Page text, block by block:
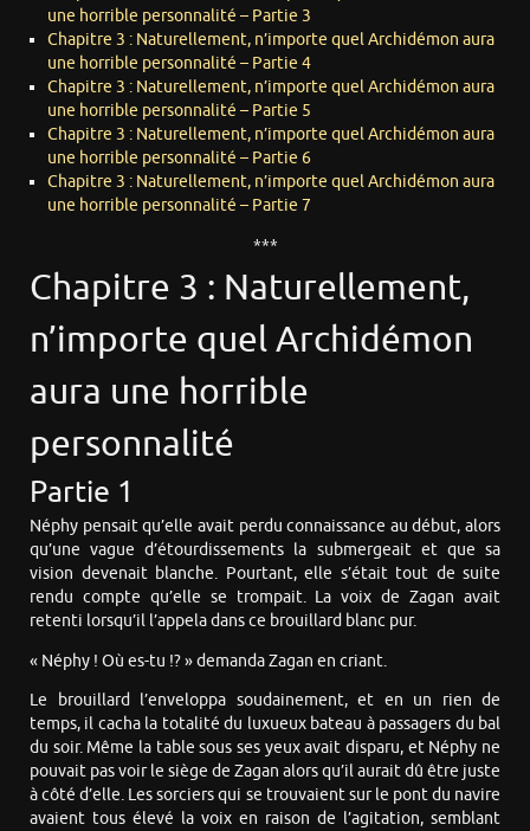
une horrible personnalité – Partie 3
Chapitre 3 : Naturellement, n’importe quel Archidémon aura
une horrible personnalité – Partie 4
Chapitre 3 : Naturellement, n’importe quel Archidémon aura
une horrible personnalité – Partie 5
Chapitre 3 : Naturellement, n’importe quel Archidémon aura
une horrible personnalité – Partie 6
Chapitre 3 : Naturellement, n’importe quel Archidémon aura
une horrible personnalité – Partie 7
***
Chapitre 3 : Naturellement,
n’importe quel Archidémon
aura une horrible
personnalité
Partie 1
Néphy pensait qu’elle avait perdu connaissance au début, alors
qu’une vague d’étourdissements la submergeait et que sa
vision devenait blanche. Pourtant, elle s’était tout de suite
rendu compte qu’elle se trompait. La voix de Zagan avait
retenti lorsqu’il l’appela dans ce brouillard blanc pur.
« Néphy ! Où es-tu !? » demanda Zagan en criant.
Le brouillard l’enveloppa soudainement, et en un rien de
temps, il cacha la totalité du luxueux bateau à passagers du bal
du soir. Même la table sous ses yeux avait disparu, et Néphy ne
pouvait pas voir le siège de Zagan alors qu’il aurait dû être juste
à côté d’elle. Les sorciers qui se trouvaient sur le pont du navire
avaient tous élevé la voix en raison de l’agitation, semblant